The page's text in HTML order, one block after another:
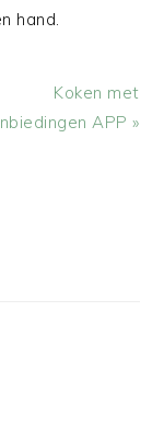
hand.
Volgend
bericht:
Koken met
APP »